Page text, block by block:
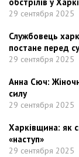
29 сентября 2025
Службовець
постане перед
29 сентября 2025
Анна Сюч:
силу
29 сентября 2025
Харківщина: як
«наступ»
29 сентября 2025